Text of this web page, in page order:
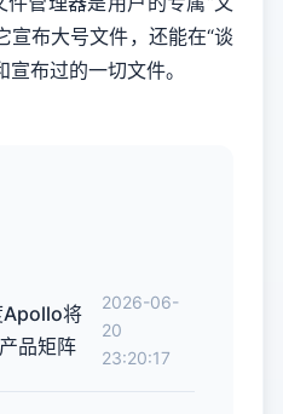
宣布大号文件，还能在“谈
布过的一切文件。
Apollo将
品矩阵
2026-06-
20
23:20:17